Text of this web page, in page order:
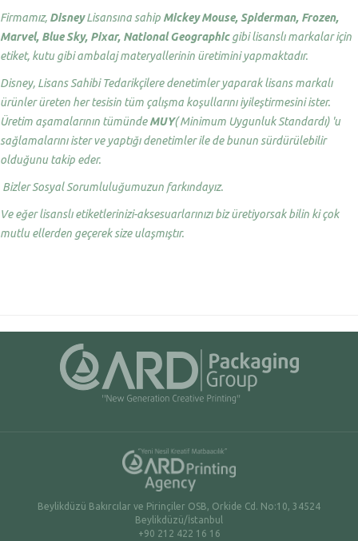
Firmamız, DisneyLisansına sahip Mickey Mouse, Spiderman, Frozen,
Marvel, Blue Sky, Pixar, National Geographicgibi lisanslı markalar için
etiket, kutu gibi ambalaj materyallerinin üretimini yapmaktadır.
Disney, Lisans Sahibi Tedarikçilere denetimler yaparak lisans markalı
ürünler üreten her tesisin tüm çalışma koşullarını iyileştirmesini ister.
Üretim aşamalarının tümündeMUY( Minimum Uygunluk Standardı) 'u
sağlamalarını ister ve yaptığı denetimler ile de bunun sürdürülebilir
olduğunu takip eder.
Bizler Sosyal Sorumluluğumuzun farkındayız.
Ve eğer lisanslı etiketlerinizi-aksesuarlarınızı biz üretiyorsak bilin ki çok
mutlu ellerden geçerek size ulaşmıştır.
Beylikdüzü Bakırcılar ve Pirinçiler OSB, Orkide Cd. No:10, 34524
Beylikdüzü/İstanbul
+90 212 422 16 16